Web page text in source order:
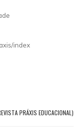
index
PRÁXIS EDUCACIONAL)